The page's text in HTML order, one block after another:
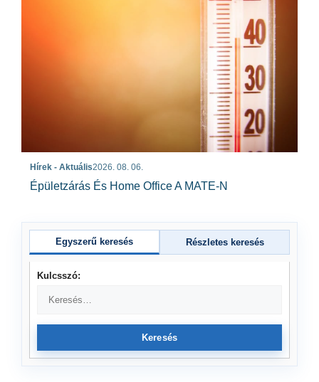
Hírek - Aktuális2026. 08. 06.
Épületzárás És Home Office A MATE-N
Egyszerű keresés Részletes keresés
Kulcsszó:
Keresés